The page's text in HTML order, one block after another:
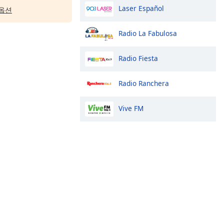
션 Laser Español
Radio La Fabulosa
Radio Fiesta
Radio Ranchera
Vive FM